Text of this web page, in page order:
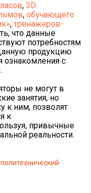
, 3D
, обучающего
, тренажеров-
что данные
потребностям
продукцию
ознакомления с
не могут в
занятия, но
к ним, позволят
к
привычные
реальности.